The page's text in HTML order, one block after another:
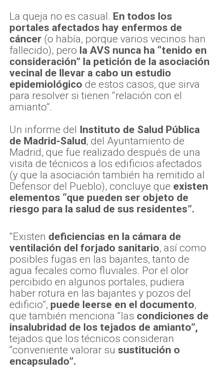
La queja no es casual. En todos los
portales afectados hay enfermos de
cáncer (o había, porque varios vecinos han
fallecido), pero la AVS nunca ha “tenido en
consideración” la petición de la asociación
vecinal de llevar a cabo un estudio
epidemiológico de estos casos, que sirva
para resolver si tienen “relación con el
amianto”.
Un informe del Instituto de Salud Pública
de Madrid-Salud, del Ayuntamiento de
Madrid, que fue realizado después de una
visita de técnicos a los edificios afectados
(y que la asociación también ha remitido al
Defensor del Pueblo), concluye que existen
elementos “que pueden ser objeto de
riesgo para la salud de sus residentes”.
“Existen deficiencias en la cámara de
ventilación del forjado sanitario, así como
posibles fugas en las bajantes, tanto de
agua fecales como fluviales. Por el olor
percibido en algunos portales, pudiera
haber rotura en las bajantes y pozos del
edificio”, puede leerse en el documento,
que también menciona “las condiciones de
insalubridad de los tejados de amianto”,
tejados que los técnicos consideran
“conveniente valorar su sustitución o
encapsulado”.